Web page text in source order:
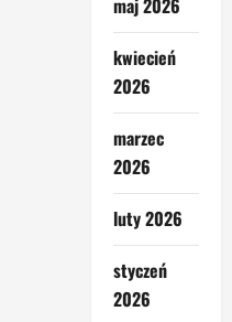
maj 2026
kwiecień
2026
marzec
2026
luty 2026
styczeń
2026